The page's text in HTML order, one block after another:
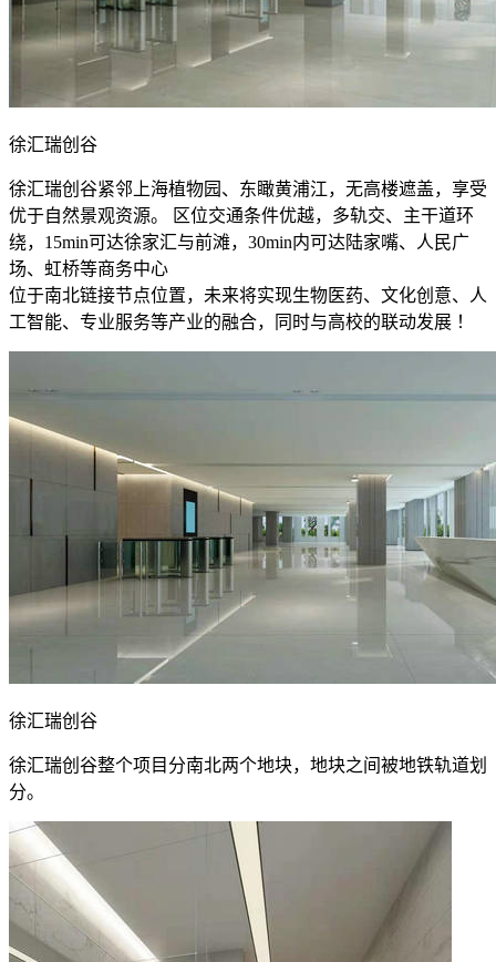
徐汇瑞创谷
徐汇瑞创谷紧邻上海植物园、东瞰黄浦江，无高楼遮盖，享受
优于自然景观资源。 区位交通条件优越，多轨交、主干道环
绕，15min可达徐家汇与前滩，30min内可达陆家嘴、人民广
场、虹桥等商务中心
位于南北链接节点位置，未来将实现生物医药、文化创意、人
工智能、专业服务等产业的融合，同时与高校的联动发展 ！
徐汇瑞创谷
徐汇瑞创谷整个项目分南北两个地块，地块之间被地铁轨道划
分。